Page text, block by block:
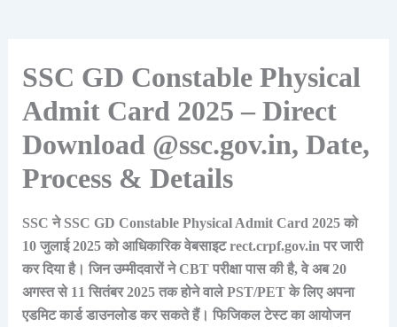
SSC GD Constable Physical
Admit Card 2025 – Direct
Download @ssc.gov.in, Date,
Process & Details
SSC ने SSC GD Constable Physical Admit Card 2025 को
10 जुलाई 2025 को आधिकारिक वेबसाइट rect.crpf.gov.in पर जारी
कर दिया है। जिन उम्मीदवारों ने CBT परीक्षा पास की है, वे अब 20
अगस्त से 11 सितंबर 2025 तक होने वाले PST/PET के लिए अपना
एडमिट कार्ड डाउनलोड कर सकते हैं। फिजिकल टेस्ट का आयोजन